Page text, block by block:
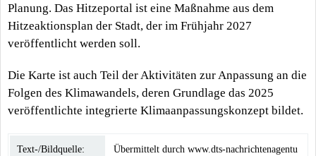
Planung. Das Hitzeportal ist eine Maßnahme aus dem
Hitzeaktionsplan der Stadt, der im Frühjahr 2027
veröffentlicht werden soll.
Die Karte ist auch Teil der Aktivitäten zur Anpassung an die
Folgen des Klimawandels, deren Grundlage das 2025
veröffentlichte integrierte Klimaanpassungskonzept bildet.
Text-/Bildquelle:
Übermittelt durch www.dts-nachrichtenagentu